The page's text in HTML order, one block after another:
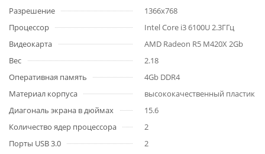
Разрешение
1366x768
Процессор
Intel Core i3 6100U 2.3ГГц
Видеокарта
AMD Radeon R5 M420X 2Gb
Вес
2.18
Оперативная память
4Gb DDR4
Материал корпуса
высококачественный пластик
Диагональ экрана в дюймах
15.6
Количество ядер процессора
2
Порты USB 3.0
2